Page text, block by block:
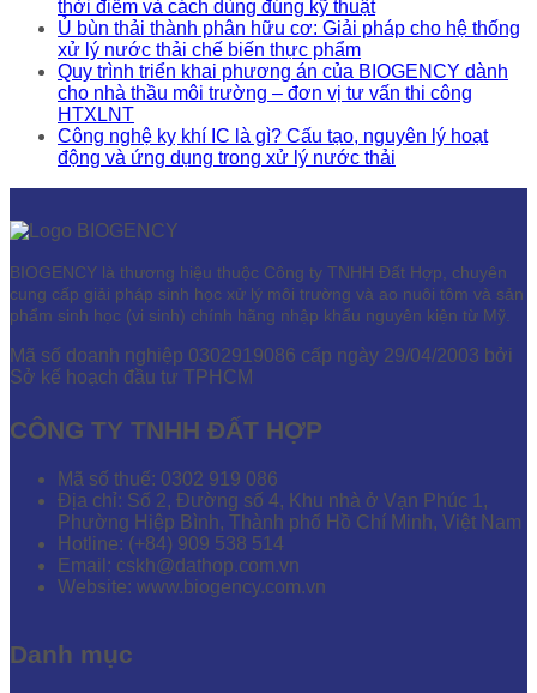
thời điểm và cách dùng đúng kỹ thuật
Ủ bùn thải thành phân hữu cơ: Giải pháp cho hệ thống
xử lý nước thải chế biến thực phẩm
Quy trình triển khai phương án của BIOGENCY dành
cho nhà thầu môi trường – đơn vị tư vấn thi công
HTXLNT
Công nghệ kỵ khí IC là gì? Cấu tạo, nguyên lý hoạt
động và ứng dụng trong xử lý nước thải
BIOGENCY là thương hiệu thuộc Công ty TNHH Đất Hợp, chuyên
cung cấp giải pháp sinh học xử lý môi trường và ao nuôi tôm và sản
phẩm sinh học (vi sinh) chính hãng nhập khẩu nguyên kiện từ Mỹ.
Mã số doanh nghiệp 0302919086 cấp ngày 29/04/2003 bởi
Sở kế hoạch đầu tư TPHCM
CÔNG TY TNHH ĐẤT HỢP
Mã số thuế: 0302 919 086
Địa chỉ: Số 2, Đường số 4, Khu nhà ở Vạn Phúc 1,
Phường Hiệp Bình, Thành phố Hồ Chí Minh, Việt Nam
Hotline: (+84) 909 538 514
Email: cskh@dathop.com.vn
Website: www.biogency.com.vn
Danh mục